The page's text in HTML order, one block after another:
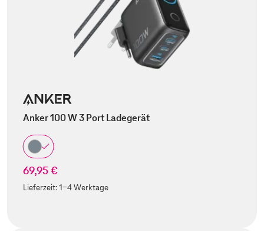
Anker 100 W 3 Port Ladegerät
69,95 €
Lieferzeit:1-4 Werktage